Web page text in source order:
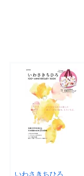
いわさきちひろ